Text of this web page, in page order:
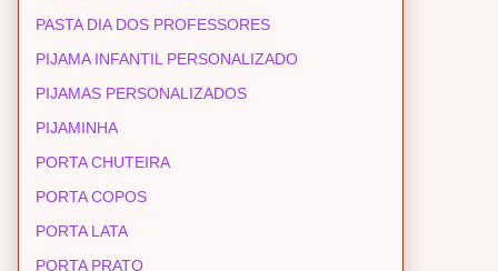
PASTA DIA DOS PROFESSORES
PIJAMA INFANTIL PERSONALIZADO
PIJAMAS PERSONALIZADOS
PIJAMINHA
PORTA CHUTEIRA
PORTA COPOS
PORTA LATA
PORTA PRATO